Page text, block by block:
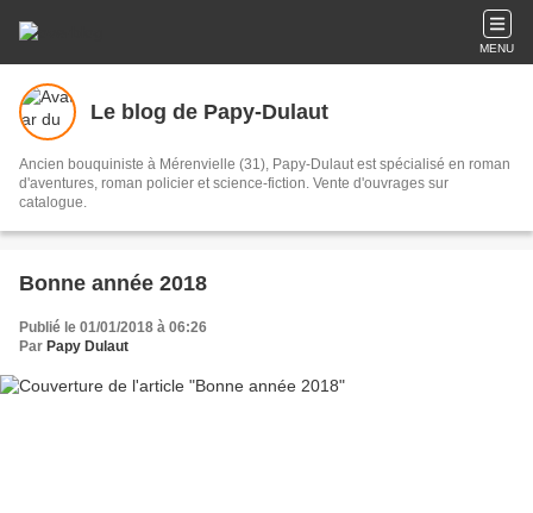
MENU
Le blog de Papy-Dulaut
Ancien bouquiniste à Mérenvielle (31), Papy-Dulaut est spécialisé en roman
d'aventures, roman policier et science-fiction. Vente d'ouvrages sur
catalogue.
Bonne année 2018
Publié le 01/01/2018 à 06:26
Par Papy Dulaut